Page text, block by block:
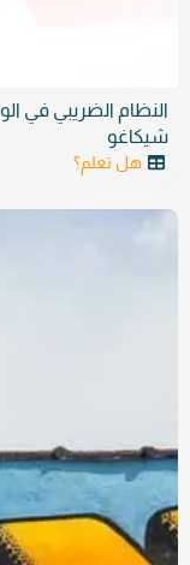
النظام الضريبي في
شيكاغو
هل تعلم؟